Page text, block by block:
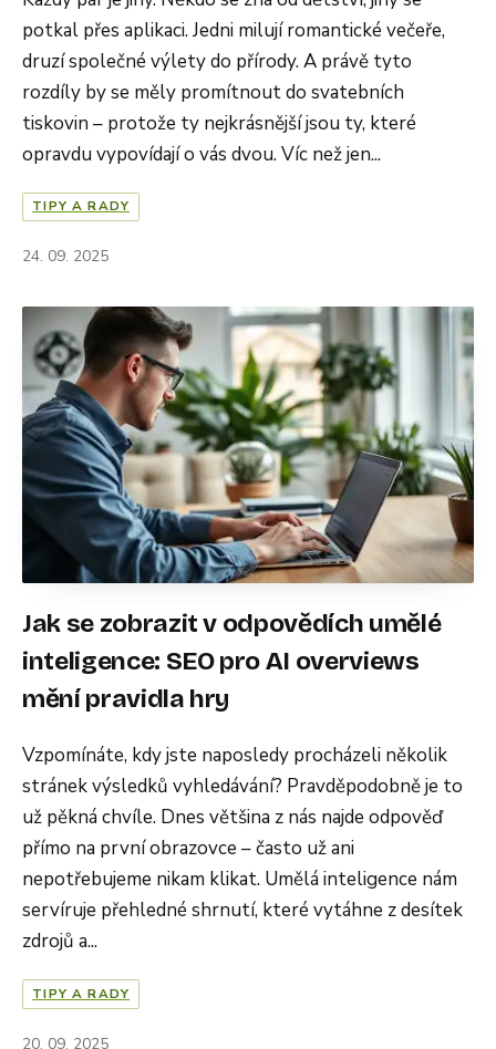
potkal přes aplikaci. Jedni milují romantické večeře,
druzí společné výlety do přírody. A právě tyto
rozdíly by se měly promítnout do svatebních
tiskovin – protože ty nejkrásnější jsou ty, které
opravdu vypovídají o vás dvou. Víc než jen...
TIPY A RADY
24. 09. 2025
Jak se zobrazit v odpovědích umělé
inteligence: SEO pro AI overviews
mění pravidla hry
Vzpomínáte, kdy jste naposledy procházeli několik
stránek výsledků vyhledávání? Pravděpodobně je to
už pěkná chvíle. Dnes většina z nás najde odpověď
přímo na první obrazovce – často už ani
nepotřebujeme nikam klikat. Umělá inteligence nám
servíruje přehledné shrnutí, které vytáhne z desítek
zdrojů a...
TIPY A RADY
20. 09. 2025